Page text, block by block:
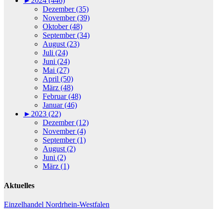
Dezember (35)
November (39)
Oktober (48)
September (34)
August (23)
Juli (24)
Juni (24)
Mai (27)
April (50)
März (48)
Februar (48)
Januar (46)
► 2023 (22)
Dezember (12)
November (4)
September (1)
August (2)
Juni (2)
März (1)
Aktuelles
Einzelhandel Nordrhein-Westfalen